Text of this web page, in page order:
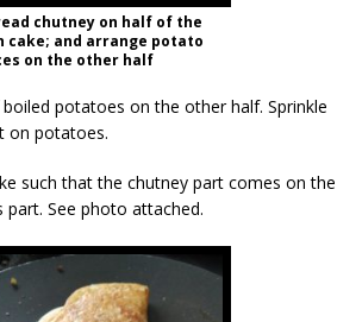
chutney on half of the
cake; and arrange potato
on the other half
potatoes on the other half. Sprinkle
on potatoes.
such that the chutney part comes on the
See photo attached.